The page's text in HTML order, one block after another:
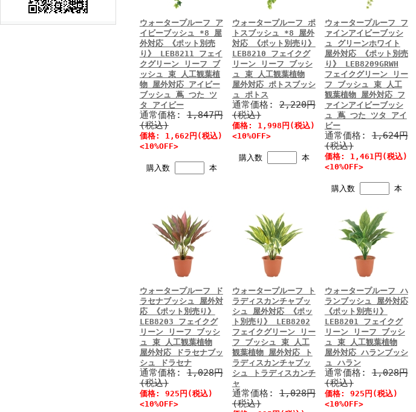
ウォータープルーフ ア
イビーブッシュ *8 屋
外対応 《ポット別売
り》 LEB8211 フェイ
クグリーン リーフ ブ
ッシュ 束 人工観葉植
物 屋外対応 アイビー
ブッシュ 蔦 つた ツ
タ アイビー
通常価格:1,847円
(税込)
価格: 1,662円(税込)
<10%OFF>
購入数 本
ウォータープルーフ ポ
トスブッシュ *8 屋外
対応 《ポット別売り》
LEB8210 フェイクグ
リーン リーフ ブッシ
ュ 束 人工観葉植物
屋外対応 ポトスブッシ
ュ ポトス
通常価格:2,220円
(税込)
価格: 1,998円(税込)
<10%OFF>
購入数 本
ウォータープルーフ フ
ァインアイビーブッシ
ュ グリーンホワイト
屋外対応 《ポット別売
り》 LEB8209GRWH
フェイクグリーン リー
フ ブッシュ 束 人工
観葉植物 屋外対応 フ
ァインアイビーブッシ
ュ 蔦 つた ツタ アイ
ビー
通常価格:1,624円
(税込)
価格: 1,461円(税込)
<10%OFF>
購入数 本
ウォータープルーフ ド
ラセナブッシュ 屋外対
応 《ポット別売り》
LEB8203 フェイクグ
リーン リーフ ブッシ
ュ 束 人工観葉植物
屋外対応 ドラセナブッ
シュ ドラセナ
通常価格:1,028円
(税込)
価格: 925円(税込)
<10%OFF>
ウォータープルーフ ト
ラディスカンチャブッ
シュ 屋外対応 《ポッ
ト別売り》 LEB8202
フェイクグリーン リー
フ ブッシュ 束 人工
観葉植物 屋外対応 ト
ラディスカンチャブッ
シュ トラディスカンチ
ャ
通常価格:1,028円
(税込)
ウォータープルーフ ハ
ランブッシュ 屋外対応
《ポット別売り》
LEB8201 フェイクグ
リーン リーフ ブッシ
ュ 束 人工観葉植物
屋外対応 ハランブッシ
ュ ハラン
通常価格:1,028円
(税込)
価格: 925円(税込)
<10%OFF>